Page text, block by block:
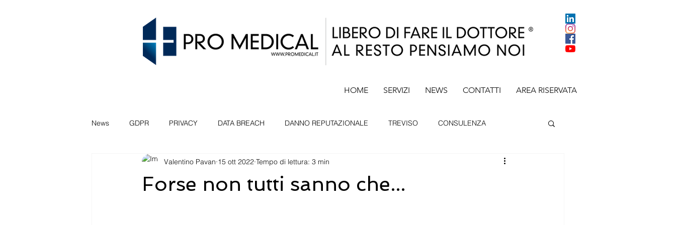
HOME SERVIZI NEWS CONTATTI AREA RISERVATA
News GDPR PRIVACY DATA BREACH DANNO REPUTAZIONALE TREVISO CONSULENZA
SEMINARIO VENEZIA PADOVA BELLUNO PORDENONE CONSENSO
Forse non tutti sanno che...
Valentino Pavan 15 ott 2022 Tempo di lettura: 3 min